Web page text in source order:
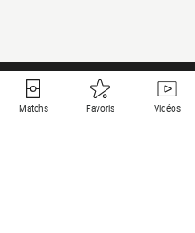
Matchs Favoris Vidéos